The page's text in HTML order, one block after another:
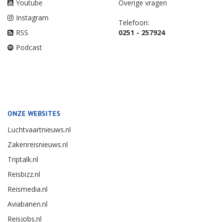
Youtube
Instagram
RSS
Podcast
Overige vragen
Telefoon:
0251 - 257924
ONZE WEBSITES
Luchtvaartnieuws.nl
Zakenreisnieuws.nl
Triptalk.nl
Reisbizz.nl
Reismedia.nl
Aviabanen.nl
Reisjobs.nl